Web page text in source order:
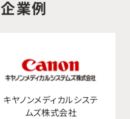
業例
キヤノンメディカルシステ
ムズ株式会社